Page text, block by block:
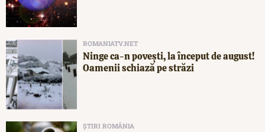
ROMANIATV.NET
Ninge ca-n povești, la început de august!
Oamenii schiază pe străzi
ȘTIRI ROMÂNIA